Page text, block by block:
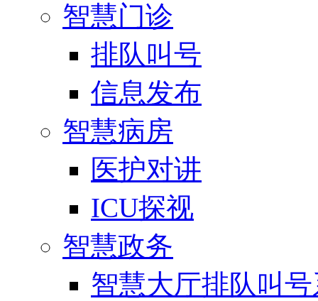
智慧门诊
排队叫号
信息发布
智慧病房
医护对讲
ICU探视
智慧政务
智慧大厅排队叫